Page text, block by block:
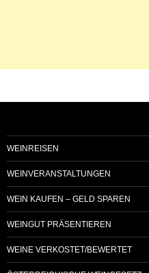
WEINREISEN
WEINVERANSTALTUNGEN
WEIN KAUFEN – GELD SPAREN
WEINGUT PRÄSENTIEREN
WEINE VERKOSTET/BEWERTET